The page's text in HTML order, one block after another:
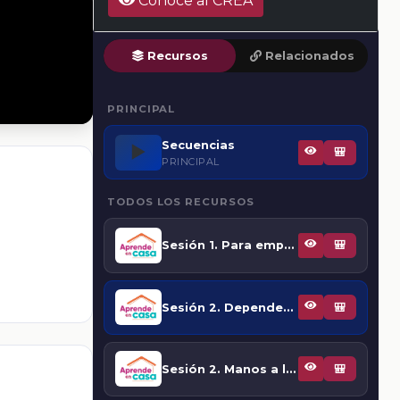
Recursos Relacionados
PRINCIPAL
▶️ Secuencias
PRINCIPAL
🎒
TODOS LOS RECURSOS
Sesión 1. Para empezar 🎒
Sesión 2. Dependencia a las drogas 🎒
Sesión 2. Manos a la obra. Las adicciones 🎒